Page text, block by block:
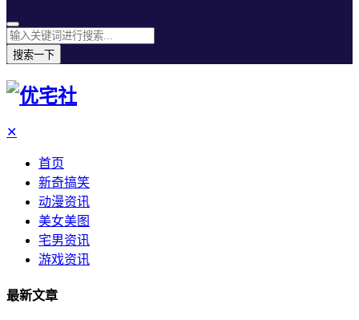
搜索一下
✕
首页
新奇搞笑
动漫资讯
美女美图
宅男资讯
游戏资讯
最新文章